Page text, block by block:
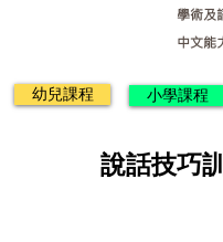
學術及
中文能
幼兒課程 小學課程
說話技巧